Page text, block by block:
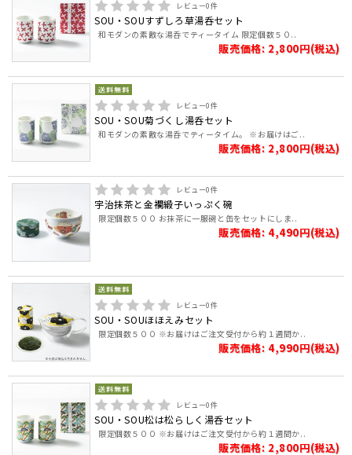
レビュー0件
SOU・SOUすずしろ草湯呑セット
和モダンの素敵な湯呑でティータイム 限定個数５０..
販売価格: 2,800円(税込)
レビュー0件
SOU・SOU菊づくし湯呑セット
和モダンの素敵な湯呑でティータイム。 ※お届けはご..
販売価格: 2,800円(税込)
レビュー0件
宇治抹茶と金襴緞子いっぷく碗
限定個数５００ お抹茶に一服碗と缶をセットにしま..
販売価格: 4,490円(税込)
レビュー0件
SOU・SOUほほえみセット
限定個数５００ ※お届けはご注文受付から約１週間か..
販売価格: 4,990円(税込)
レビュー0件
SOU・SOU松は松らしく湯呑セット
限定個数５００ ※お届けはご注文受付から約１週間か..
販売価格: 2,800円(税込)